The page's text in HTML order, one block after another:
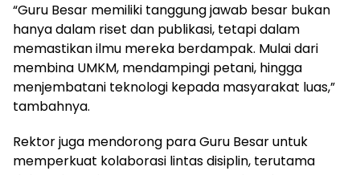
“Guru Besar memiliki tanggung jawab besar bukan
hanya dalam riset dan publikasi, tetapi dalam
memastikan ilmu mereka berdampak. Mulai dari
membina UMKM, mendampingi petani, hingga
menjembatani teknologi kepada masyarakat luas,”
tambahnya.
Rektor juga mendorong para Guru Besar untuk
memperkuat kolaborasi lintas disiplin, terutama